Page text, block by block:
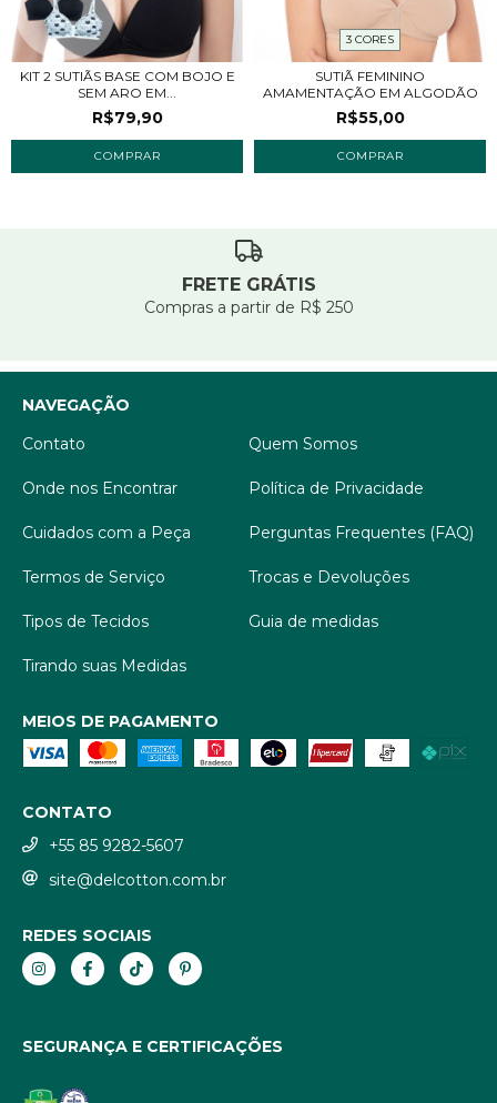
KIT 2 SUTIÃS BASE COM BOJO E
SEM ARO EM...
R$79,90
COMPRAR
3 CORES
SUTIÃ FEMININO
AMAMENTAÇÃO EM ALGODÃO
R$55,00
COMPRAR
FRETE GRÁTIS
Compras a partir de R$ 250
NAVEGAÇÃO
Contato
Quem Somos
Onde nos Encontrar Política de Privacidade
Cuidados com a Peça Perguntas Frequentes (FAQ)
Termos de Serviço Trocas e Devoluções
Tipos de Tecidos Guia de medidas
Tirando suas Medidas
MEIOS DE PAGAMENTO
CONTATO
+55 85 9282-5607
site@delcotton.com.br
REDES SOCIAIS
SEGURANÇA E CERTIFICAÇÕES